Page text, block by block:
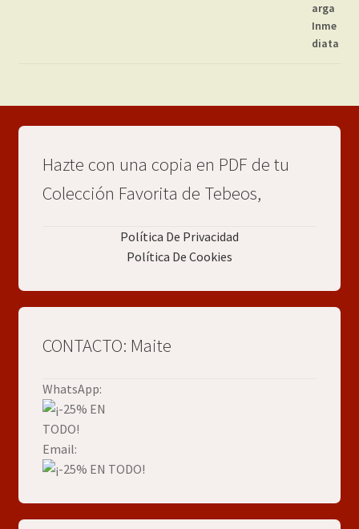
Hazte con una copia en PDF de tu
Colección Favorita de Tebeos,
Política De Privacidad
Política De Cookies
CONTACTO: Maite
WhatsApp:
Email: